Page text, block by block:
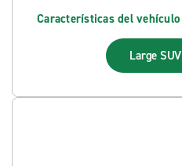
Características del vehículo
Large SUV